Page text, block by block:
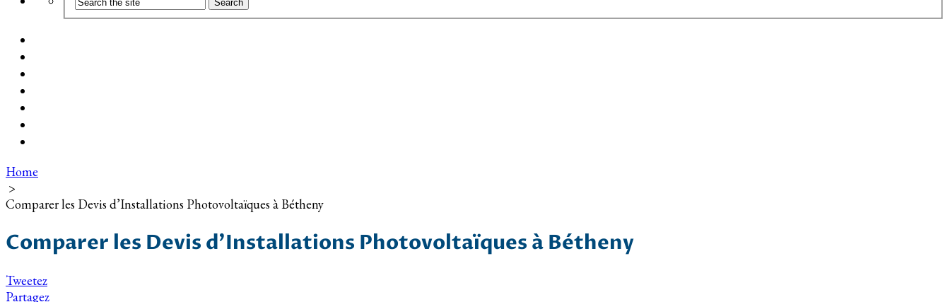
Home
>
Comparer les Devis d’Installations Photovoltaïques à Bétheny
Comparer les Devis d’Installations Photovoltaïques à Bétheny
Tweetez
Partagez